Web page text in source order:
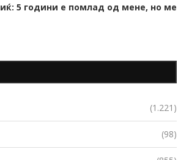
5 години е помлад од мене, но ме
(1.221)
(98)